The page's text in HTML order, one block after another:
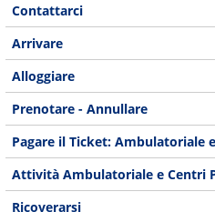
Contattarci
Arrivare
Alloggiare
Prenotare - Annullare
Pagare il Ticket: Ambulatoriale
Attività Ambulatoriale e Centri
Ricoverarsi